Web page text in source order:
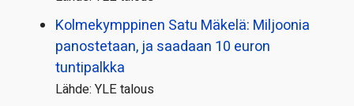
Kolmekymppinen Satu Mäkelä: Miljoonia
panostetaan, ja saadaan 10 euron
tuntipalkka
Lähde: YLE talous